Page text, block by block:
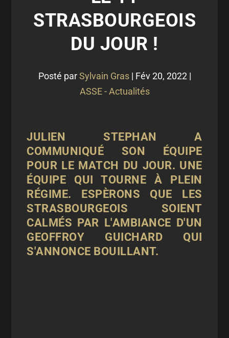
STRASBOURGEOIS
DU JOUR !
Posté parSylvain Gras| Fév 20, 2022|
ASSE - Actualités
JULIEN STEPHAN A
COMMUNIQUÉ SON ÉQUIPE
POUR LE MATCH DU JOUR. UNE
ÉQUIPE QUI TOURNE À PLEIN
RÉGIME. ESPÈRONS QUE LES
STRASBOURGEOIS SOIENT
CALMÉS PAR L'AMBIANCE D'UN
GEOFFROY GUICHARD QUI
S'ANNONCE BOUILLANT.